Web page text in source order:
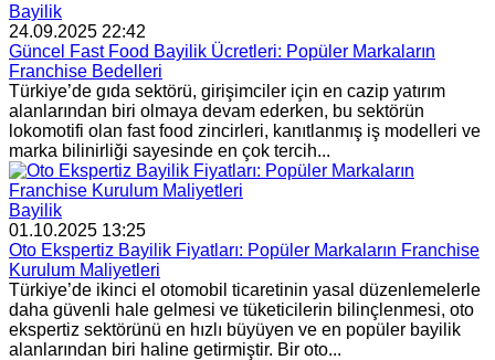
Bayilik
24.09.2025 22:42
Güncel Fast Food Bayilik Ücretleri: Popüler Markaların
Franchise Bedelleri
Türkiye’de gıda sektörü, girişimciler için en cazip yatırım
alanlarından biri olmaya devam ederken, bu sektörün
lokomotifi olan fast food zincirleri, kanıtlanmış iş modelleri ve
marka bilinirliği sayesinde en çok tercih...
Bayilik
01.10.2025 13:25
Oto Ekspertiz Bayilik Fiyatları: Popüler Markaların Franchise
Kurulum Maliyetleri
Türkiye’de ikinci el otomobil ticaretinin yasal düzenlemelerle
daha güvenli hale gelmesi ve tüketicilerin bilinçlenmesi, oto
ekspertiz sektörünü en hızlı büyüyen ve en popüler bayilik
alanlarından biri haline getirmiştir. Bir oto...